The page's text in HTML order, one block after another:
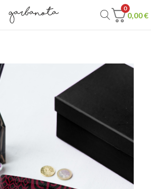
0
0,00€